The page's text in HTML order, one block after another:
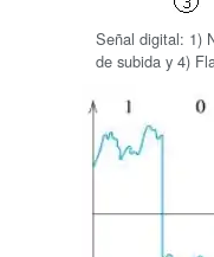
Señal digital: 1)
de subida y 4)